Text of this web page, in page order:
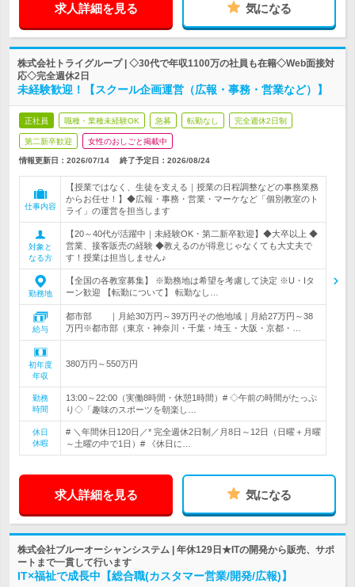
求人詳細を見る 気になる
株式会社トライグループ | ◇30代で年収1100万の社員も在籍◇Web面接対
応◇完全週休2日
未経験歓迎！【スクール企画運営（広報・事務・営業など）】
正社員 職種・業種未経験OK 急募 転勤なし 完全週休2日制
第二新卒歓迎 女性のおしごと掲載中
情報更新日：2026/07/14 終了予定日： 2026/08/24
仕事内容
【授業ではなく、生徒を支える｜授業の日程調整などの事務業務
からお任せ！】◆広報・事務・営業・マーケなど「個別教室のト
ライ」の運営を担当します
対象と
なる方
【20～40代が活躍中｜未経験OK・第二新卒歓迎】◆大卒以上 ◆
営業、接客販売の経験 ◆教えるのが得意じゃなくても大丈夫で
す！授業は担当しません♪
勤務地
【全国の各教室募集】 ※勤務地は希望を考慮して決定 ※U・Iタ
ーン歓迎 【転勤について】 転勤なし…
給与
都市部 ｜月給30万円～39万円その他地域｜月給27万円～38
万円※都市部（東京・神奈川・千葉・埼玉・大阪・京都・…
初年度
年収
380万円～550万円
勤務
時間
13:00～22:00（実働8時間・休憩1時間）# ◇午前の時間がたっぷ
り◇「趣味のスポーツを朝楽し…
休日
休暇
# ＼年間休日120日／* 完全週休2日制／月8日～12日（日曜＋月曜
～土曜の中で1日）# 《休日に…
求人詳細を見る 気になる
株式会社ブルーオーシャンシステム | 年休129日★ITの開発から販売、サポ
ートまで一貫して行います
IT×福祉で成長中【総合職(カスタマー営業/開発/広報)】